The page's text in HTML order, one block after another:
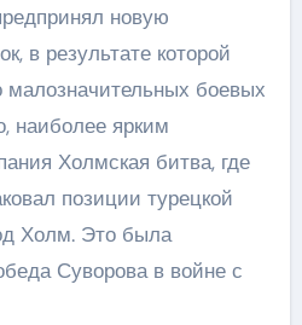
новую
в результате которой
малозначительных боевых
наиболее ярким
Холмская битва, где
позиции турецкой
Холм. Это была
Суворова в войне с